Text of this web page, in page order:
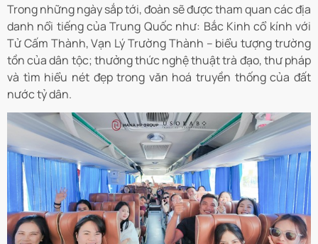
Trong những ngày sắp tới, đoàn sẽ được tham quan các địa
danh nổi tiếng của Trung Quốc như: Bắc Kinh cổ kính với
Tử Cấm Thành, Vạn Lý Trường Thành – biểu tượng trường
tồn của dân tộc; thưởng thức nghệ thuật trà đạo, thư pháp
và tìm hiểu nét đẹp trong văn hoá truyền thống của đất
nước tỷ dân.